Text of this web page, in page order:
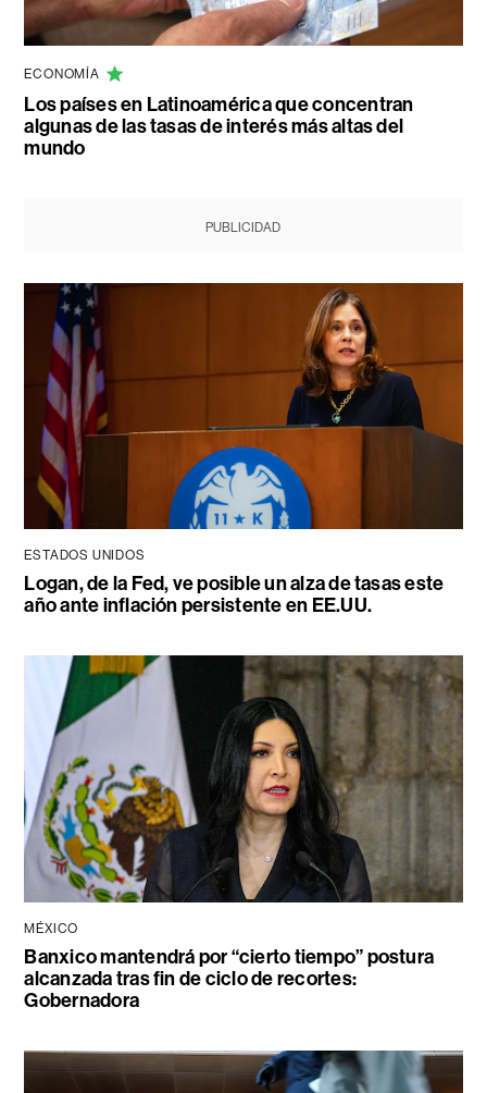
ECONOMÍA
Los países en Latinoamérica que concentran
algunas de las tasas de interés más altas del
mundo
PUBLICIDAD
ESTADOS UNIDOS
Logan, de la Fed, ve posible un alza de tasas este
año ante inflación persistente en EE.UU.
MÉXICO
Banxico mantendrá por “cierto tiempo” postura
alcanzada tras fin de ciclo de recortes:
Gobernadora